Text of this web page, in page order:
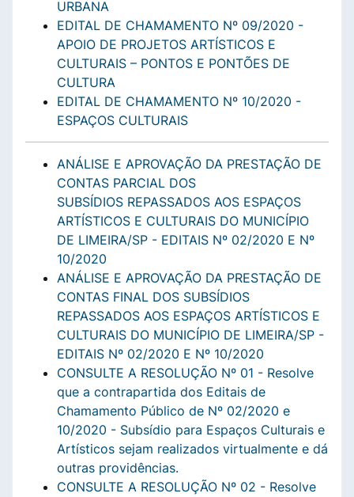
URBANA
EDITAL DE CHAMAMENTO Nº 09/2020 -
APOIO DE PROJETOS ARTÍSTICOS E
CULTURAIS – PONTOS E PONTÕES DE
CULTURA
EDITAL DE CHAMAMENTO Nº 10/2020 -
ESPAÇOS CULTURAIS
ANÁLISE E APROVAÇÃO DA PRESTAÇÃO DE
CONTAS PARCIAL DOS
SUBSÍDIOS REPASSADOS AOS ESPAÇOS
ARTÍSTICOS E CULTURAIS DO MUNICÍPIO
DE LIMEIRA/SP - EDITAIS Nº 02/2020 E Nº
10/2020
ANÁLISE E APROVAÇÃO DA PRESTAÇÃO DE
CONTAS FINAL DOS SUBSÍDIOS
REPASSADOS AOS ESPAÇOS ARTÍSTICOS E
CULTURAIS DO MUNICÍPIO DE LIMEIRA/SP -
EDITAIS Nº 02/2020 E Nº 10/2020
CONSULTE A RESOLUÇÃO Nº 01 - Resolve
que a contrapartida dos Editais de
Chamamento Público de Nº 02/2020 e
10/2020 - Subsídio para Espaços Culturais e
Artísticos sejam realizados virtualmente e dá
outras providências.
CONSULTE A RESOLUÇÃO Nº 02 - Resolve